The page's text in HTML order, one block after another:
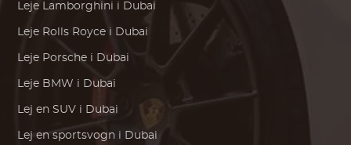
Leje Lamborghini i Dubai
Leje Rolls Royce i Dubai
Leje Porsche i Dubai
Leje BMW i Dubai
Lej en SUV i Dubai
Lej en sportsvogn i Dubai